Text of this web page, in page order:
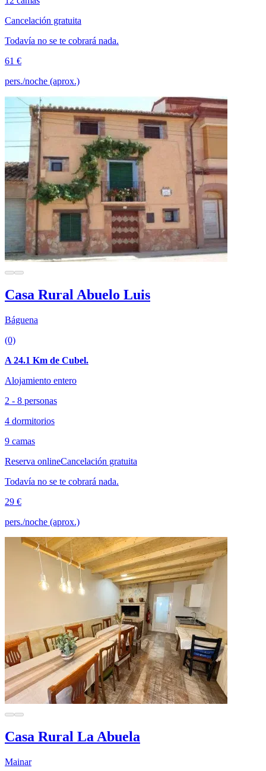
Cancelación gratuita
Todavía no se te cobrará nada.
61 €
pers./noche (aprox.)
Casa Rural Abuelo Luis
Báguena
(0)
A 24.1 Km de Cubel.
Alojamiento entero
2 - 8 personas
4 dormitorios
9 camas
Reserva onlineCancelación gratuita
Todavía no se te cobrará nada.
29 €
pers./noche (aprox.)
Casa Rural La Abuela
Mainar